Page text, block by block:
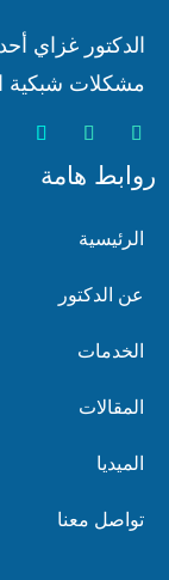
روابط هامة
الرئيسية
عن الدكتور
الخدمات
المقالات
الميديا
تواصل معنا
الدكتور غزاي
مشكلات شبكية